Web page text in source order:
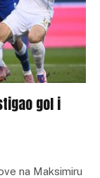
gol i
na Maksimiru